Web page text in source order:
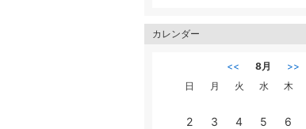
カレンダー
<< 8月
>>
日
月 火 水 木
2
3 4 5 6